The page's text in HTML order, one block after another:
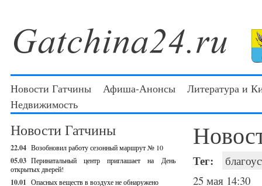
Новости Гатчины Афиша-Анонсы
Литература и
Недвижимость
Новости Гатчины
22.04 Возобновил работу сезонный маршрут № 10
05.03 Перинатальный центр приглашает на День
открытых дверей!
10.01 Опасных веществ в воздухе не обнаружено
Тег:
25 мая 14:30